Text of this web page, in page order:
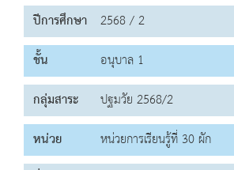
ปีการศึกษา 2568 / 2
ชั้น
อนุบาล 1
กลุ่มสาระ
ปฐมวัย 2568/2
หน่วย
หน่วยการเรียนรู้ที่ 30 ผัก